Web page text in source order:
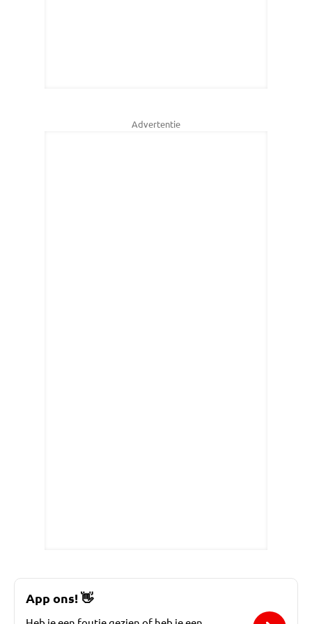
Advertentie
App ons!👋